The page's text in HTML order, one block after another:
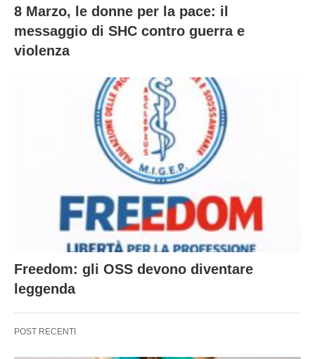
8 Marzo, le donne per la pace: il
messaggio di SHC contro guerra e
violenza
Freedom: gli OSS devono diventare
leggenda
POST RECENTI